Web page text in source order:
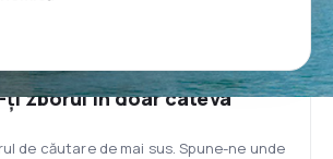
ți zborul în doar câteva
de căutare de mai sus. Spune-ne unde